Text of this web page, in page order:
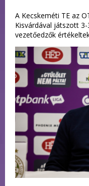
A Kecskeméti TE az
Kisvárdával játszott
vezetőedzők